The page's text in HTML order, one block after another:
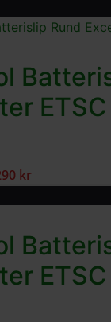
kr